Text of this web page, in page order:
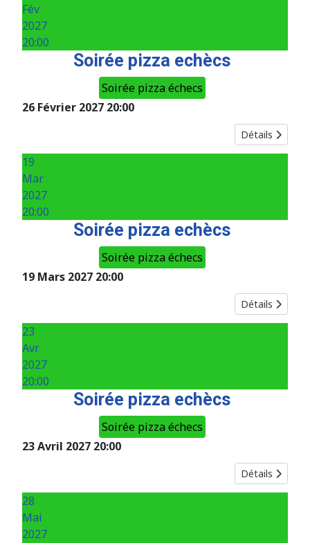
Fév
2027
20:00
Soirée pizza echècs
Soirée pizza échecs
26 Février 2027 20:00
Détails
19
Mar
2027
20:00
Soirée pizza echècs
Soirée pizza échecs
19 Mars 2027 20:00
Détails
23
Avr
2027
20:00
Soirée pizza echècs
Soirée pizza échecs
23 Avril 2027 20:00
Détails
28
Mai
2027